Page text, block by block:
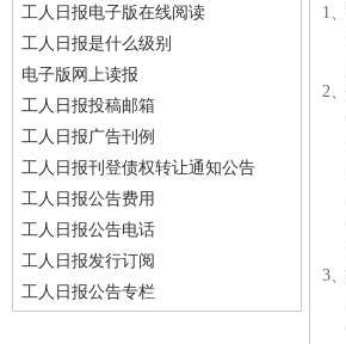
工人日报电子版在线阅读
工人日报是什么级别
电子版网上读报
工人日报投稿邮箱
工人日报广告刊例
工人日报刊登债权转让通知公告
工人日报公告费用
工人日报公告电话
工人日报发行订阅
工人日报公告专栏
1
2
3